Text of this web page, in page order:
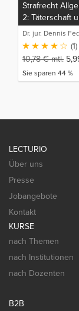
Strafrecht
2: Täterschaft
Teilnahme,
Rücktritt,
Konkurrenzen
Dr. jur. Dennis
(1)
10,78€mtl.
Sie sparen 44 %
LECTURIO
Über uns
Presse
Jobangebote
Kontakt
KURSE
nach Themen
nach Institutionen
nach Dozenten
B2B